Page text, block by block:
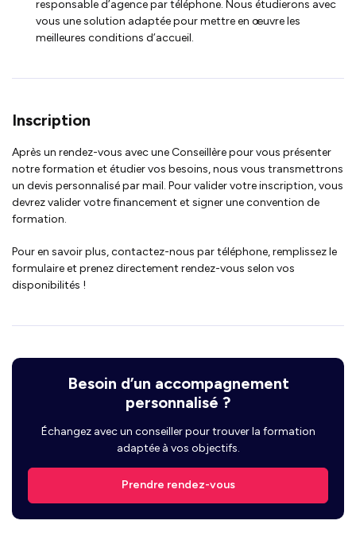
responsable d’agence par téléphone. Nous étudierons avec
vous une solution adaptée pour mettre en œuvre les
meilleures conditions d’accueil.
Inscription
Après un rendez-vous avec une Conseillère pour vous présenter
notre formation et étudier vos besoins, nous vous transmettrons
un devis personnalisé par mail. Pour valider votre inscription, vous
devrez valider votre financement et signer une convention de
formation.
Pour en savoir plus, contactez-nous par téléphone, remplissez le
formulaire et prenez directement rendez-vous selon vos
disponibilités !
Besoin d’un accompagnement
personnalisé ?
Échangez avec un conseiller pour trouver la formation
adaptée à vos objectifs.
Prendre rendez-vous